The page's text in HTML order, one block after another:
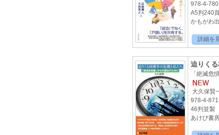
978-4-
A5判240
かもがわ
詳細を
迫りく
「絶滅危
大久保賢
978-4-
46判並
あけび書